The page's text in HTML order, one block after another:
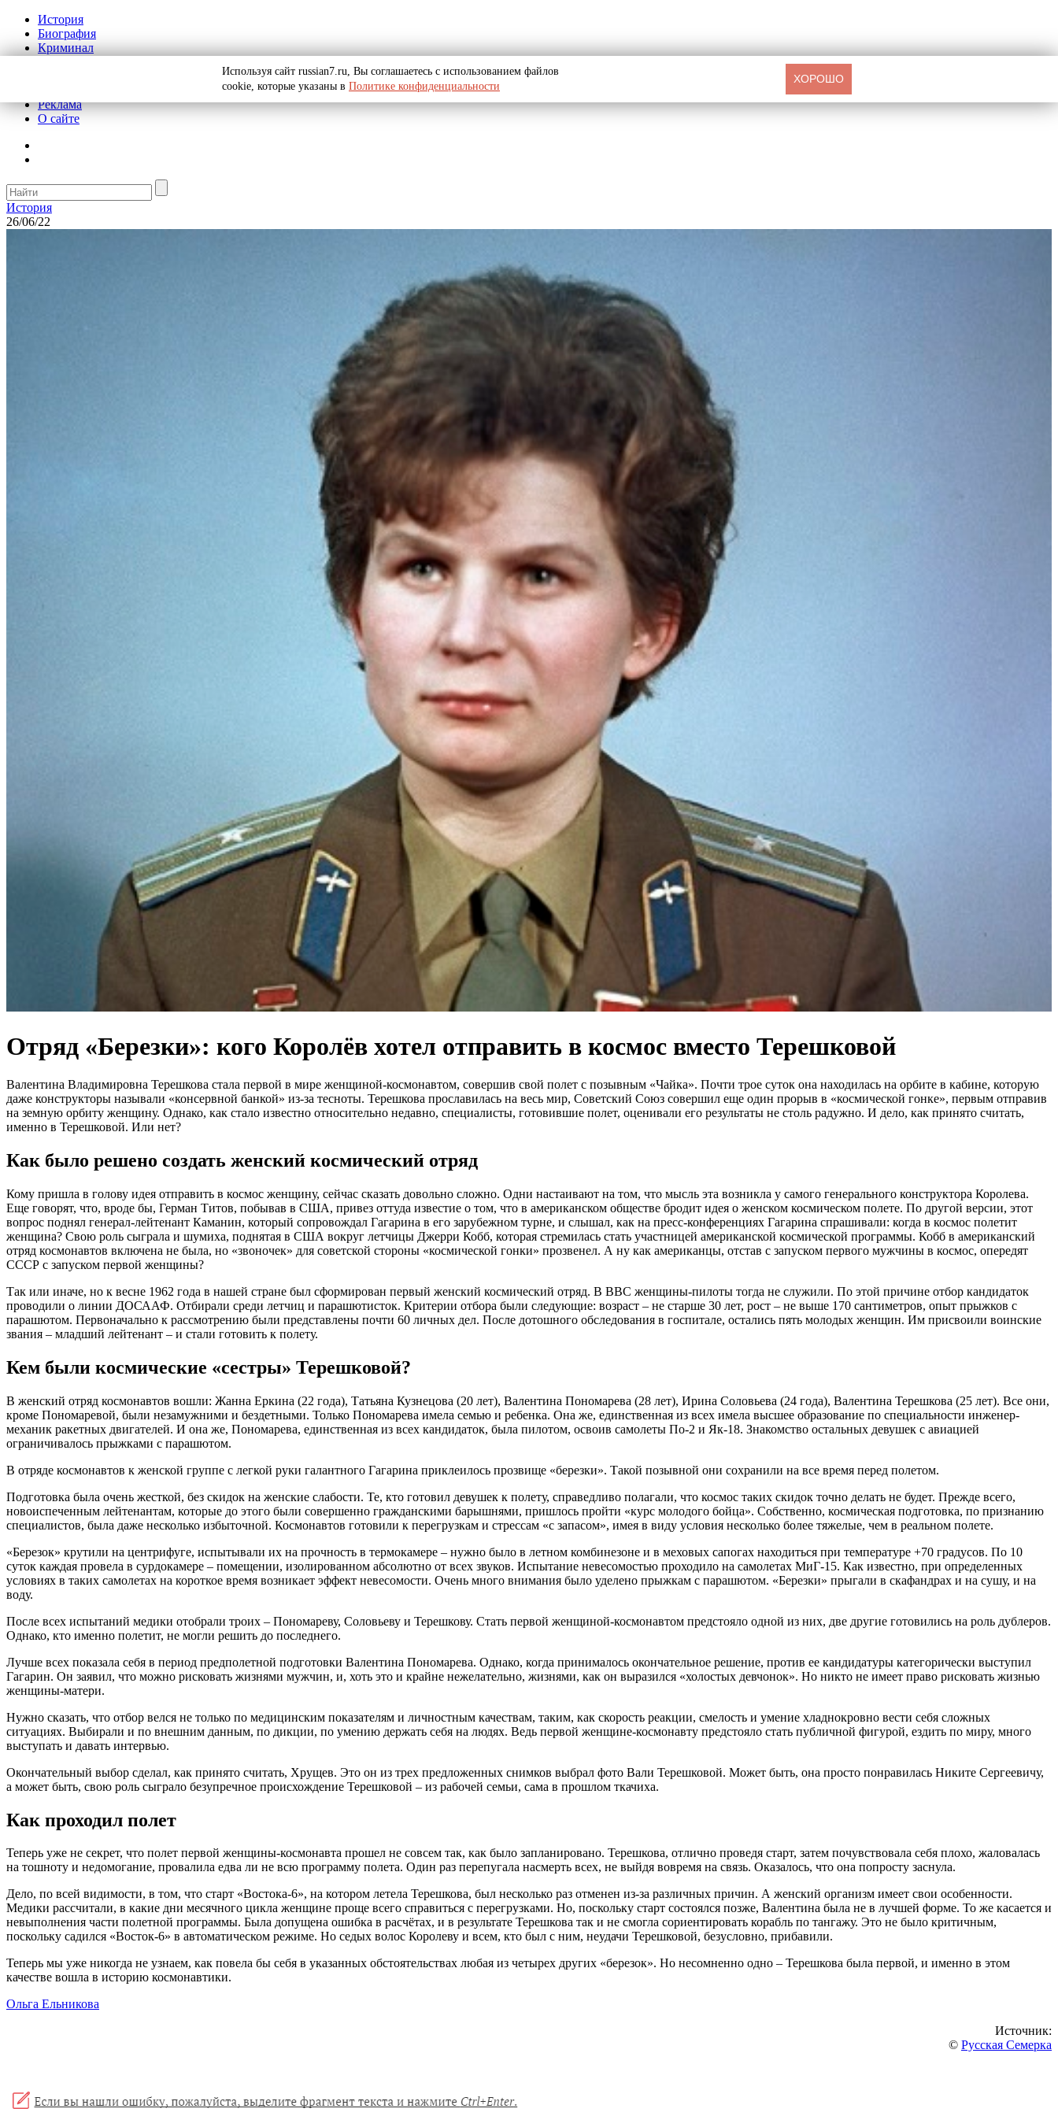
История
Биография
Криминал
Реклама
О сайте
История
26/06/22
Отряд «Березки»: кого Королёв хотел отправить в космос вместо Терешковой
Валентина Владимировна Терешкова стала первой в мире женщиной-космонавтом, совершив свой полет с позывным «Чайка». Почти трое суток она находилась на орбите в кабине, которую
даже конструкторы называли «консервной банкой» из-за тесноты. Терешкова прославилась на весь мир, Советский Союз совершил еще один прорыв в «космической гонке», первым отправив
на земную орбиту женщину. Однако, как стало известно относительно недавно, специалисты, готовившие полет, оценивали его результаты не столь радужно. И дело, как принято считать,
именно в Терешковой. Или нет?
Как было решено создать женский космический отряд
Кому пришла в голову идея отправить в космос женщину, сейчас сказать довольно сложно. Одни настаивают на том, что мысль эта возникла у самого генерального конструктора Королева.
Еще говорят, что, вроде бы, Герман Титов, побывав в США, привез оттуда известие о том, что в американском обществе бродит идея о женском космическом полете. По другой версии, этот
вопрос поднял генерал-лейтенант Каманин, который сопровождал Гагарина в его зарубежном турне, и слышал, как на пресс-конференциях Гагарина спрашивали: когда в космос полетит
женщина? Свою роль сыграла и шумиха, поднятая в США вокруг летчицы Джерри Кобб, которая стремилась стать участницей американской космической программы. Кобб в американский
отряд космонавтов включена не была, но «звоночек» для советской стороны «космической гонки» прозвенел. А ну как американцы, отстав с запуском первого мужчины в космос, опередят
СССР с запуском первой женщины?
Так или иначе, но к весне 1962 года в нашей стране был сформирован первый женский космический отряд. В ВВС женщины-пилоты тогда не служили. По этой причине отбор кандидаток
проводили о линии ДОСААФ. Отбирали среди летчиц и парашютисток. Критерии отбора были следующие: возраст – не старше 30 лет, рост – не выше 170 сантиметров, опыт прыжков с
парашютом. Первоначально к рассмотрению были представлены почти 60 личных дел. После дотошного обследования в госпитале, остались пять молодых женщин. Им присвоили воинские
звания – младший лейтенант – и стали готовить к полету.
Кем были космические «сестры» Терешковой?
В женский отряд космонавтов вошли: Жанна Еркина (22 года), Татьяна Кузнецова (20 лет), Валентина Пономарева (28 лет), Ирина Соловьева (24 года), Валентина Терешкова (25 лет). Все они,
кроме Пономаревой, были незамужними и бездетными. Только Пономарева имела семью и ребенка. Она же, единственная из всех имела высшее образование по специальности инженер-
механик ракетных двигателей. И она же, Пономарева, единственная из всех кандидаток, была пилотом, освоив самолеты По-2 и Як-18. Знакомство остальных девушек с авиацией
ограничивалось прыжками с парашютом.
В отряде космонавтов к женской группе с легкой руки галантного Гагарина приклеилось прозвище «березки». Такой позывной они сохранили на все время перед полетом.
Подготовка была очень жесткой, без скидок на женские слабости. Те, кто готовил девушек к полету, справедливо полагали, что космос таких скидок точно делать не будет. Прежде всего,
новоиспеченным лейтенантам, которые до этого были совершенно гражданскими барышнями, пришлось пройти «курс молодого бойца». Собственно, космическая подготовка, по признанию
специалистов, была даже несколько избыточной. Космонавтов готовили к перегрузкам и стрессам «с запасом», имея в виду условия несколько более тяжелые, чем в реальном полете.
«Березок» крутили на центрифуге, испытывали их на прочность в термокамере – нужно было в летном комбинезоне и в меховых сапогах находиться при температуре +70 градусов. По 10
суток каждая провела в сурдокамере – помещении, изолированном абсолютно от всех звуков. Испытание невесомостью проходило на самолетах МиГ-15. Как известно, при определенных
условиях в таких самолетах на короткое время возникает эффект невесомости. Очень много внимания было уделено прыжкам с парашютом. «Березки» прыгали в скафандрах и на сушу, и на
воду.
После всех испытаний медики отобрали троих – Пономареву, Соловьеву и Терешкову. Стать первой женщиной-космонавтом предстояло одной из них, две другие готовились на роль дублеров.
Однако, кто именно полетит, не могли решить до последнего.
Лучше всех показала себя в период предполетной подготовки Валентина Пономарева. Однако, когда принималось окончательное решение, против ее кандидатуры категорически выступил
Гагарин. Он заявил, что можно рисковать жизнями мужчин, и, хоть это и крайне нежелательно, жизнями, как он выразился «холостых девчонок». Но никто не имеет право рисковать жизнью
женщины-матери.
Нужно сказать, что отбор велся не только по медицинским показателям и личностным качествам, таким, как скорость реакции, смелость и умение хладнокровно вести себя сложных
ситуациях. Выбирали и по внешним данным, по дикции, по умению держать себя на людях. Ведь первой женщине-космонавту предстояло стать публичной фигурой, ездить по миру, много
выступать и давать интервью.
Окончательный выбор сделал, как принято считать, Хрущев. Это он из трех предложенных снимков выбрал фото Вали Терешковой. Может быть, она просто понравилась Никите Сергеевичу,
а может быть, свою роль сыграло безупречное происхождение Терешковой – из рабочей семьи, сама в прошлом ткачиха.
Как проходил полет
Теперь уже не секрет, что полет первой женщины-космонавта прошел не совсем так, как было запланировано. Терешкова, отлично проведя старт, затем почувствовала себя плохо, жаловалась
на тошноту и недомогание, провалила едва ли не всю программу полета. Один раз перепугала насмерть всех, не выйдя вовремя на связь. Оказалось, что она попросту заснула.
Дело, по всей видимости, в том, что старт «Востока-6», на котором летела Терешкова, был несколько раз отменен из-за различных причин. А женский организм имеет свои особенности.
Медики рассчитали, в какие дни месячного цикла женщине проще всего справиться с перегрузками. Но, поскольку старт состоялся позже, Валентина была не в лучшей форме. То же касается и
невыполнения части полетной программы. Была допущена ошибка в расчётах, и в результате Терешкова так и не смогла сориентировать корабль по тангажу. Это не было критичным,
поскольку садился «Восток-6» в автоматическом режиме. Но седых волос Королеву и всем, кто был с ним, неудачи Терешковой, безусловно, прибавили.
Теперь мы уже никогда не узнаем, как повела бы себя в указанных обстоятельствах любая из четырех других «березок». Но несомненно одно – Терешкова была первой, и именно в этом
качестве вошла в историю космонавтики.
Ольга Ельникова
Источник:
© Русская Семерка
Используя сайт russian7.ru, Вы соглашаетесь с использованием файлов
cookie, которые указаны в Политике конфиденциальности
ХОРОШО